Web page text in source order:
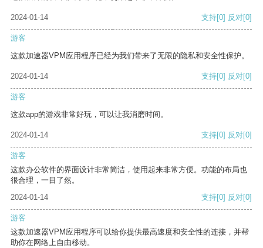
2024-01-14 支持[0] 反对[0]
游客
这款加速器VPM应用程序已经为我们带来了无限的隐私和安全性保护。
2024-01-14 支持[0] 反对[0]
游客
这款app的游戏非常好玩，可以让我消磨时间。
2024-01-14 支持[0] 反对[0]
游客
这款办公软件的界面设计非常简洁，使用起来非常方便。功能的布局也
很合理，一目了然。
2024-01-14
支持[0] 反对[0]
游客
这款加速器VPM应用程序可以给你提供最高速度和安全性的连接，并帮
助你在网络上自由移动。